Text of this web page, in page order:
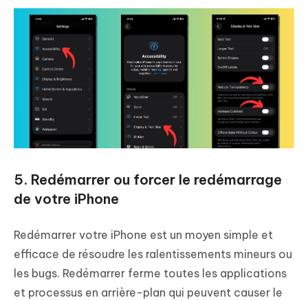
5. Redémarrer ou forcer le redémarrage
de votre iPhone
Redémarrer votre iPhone est un moyen simple et
efficace de résoudre les ralentissements mineurs ou
les bugs. Redémarrer ferme toutes les applications
et processus en arrière-plan qui peuvent causer le